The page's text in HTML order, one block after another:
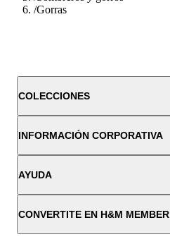
/Gorras
COLECCIONES
INFORMACIÓN CORPORATIVA
AYUDA
CONVERTITE EN H&M MEMBER